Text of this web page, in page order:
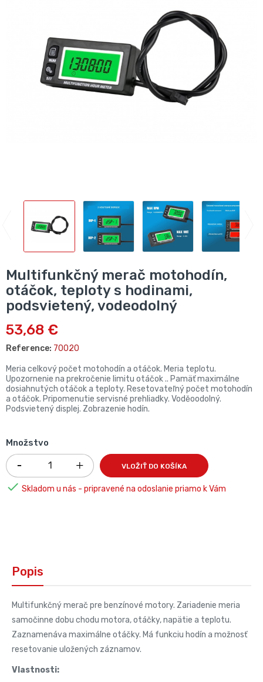
Multifunkčný merač motohodín,
otáčok, teploty s hodinami,
podsvietený, vodeodolný
53,68 €
Reference: 70020
Meria celkový počet motohodín a otáčok. Meria teplotu.
Upozornenie na prekročenie limitu otáčok .. Pamäť maximálne
dosiahnutých otáčok a teploty. Resetovateľný počet motohodín
a otáčok. Pripomenutie servisné prehliadky. Voděoodolný.
Podsvietený displej. Zobrazenie hodín.
Množstvo
VLOŽIŤ DO KOŠÍKA
 Skladom u nás - pripravené na odoslanie priamo k Vám
Popis
Multifunkčný merač pre benzínové motory. Zariadenie meria
samočinne dobu chodu motora, otáčky, napätie a teplotu.
Zaznamenáva maximálne otáčky. Má funkciu hodín a možnosť
resetovanie uložených záznamov.
Vlastnosti: